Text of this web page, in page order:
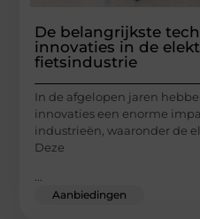
De belangrijkste
innovaties in de
fietsindustrie
In de afgelopen jaren
innovaties een enorme
industrieën, waaronder de
Deze
Aanbiedingen